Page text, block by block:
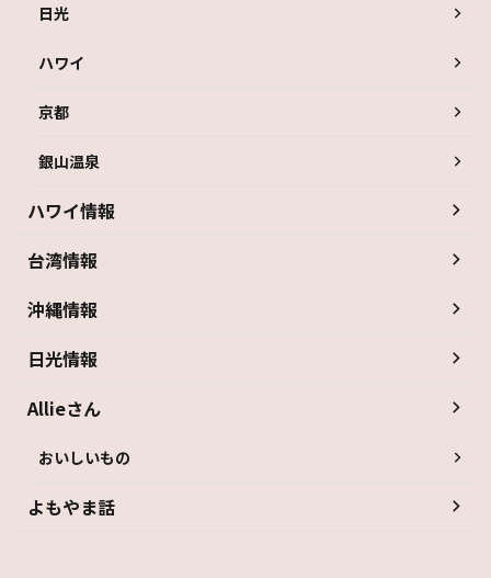
日光
ハワイ
京都
銀山温泉
ハワイ情報
台湾情報
沖縄情報
日光情報
Allieさん
おいしいもの
よもやま話